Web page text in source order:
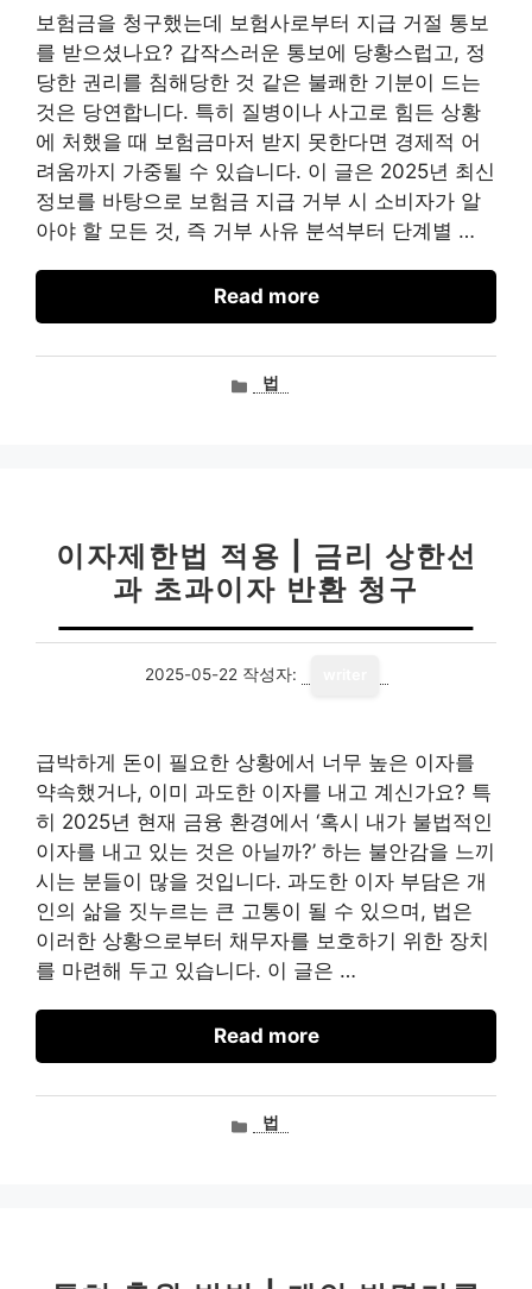
보험금을 청구했는데 보험사로부터 지급 거절 통보
를 받으셨나요? 갑작스러운 통보에 당황스럽고, 정
당한 권리를 침해당한 것 같은 불쾌한 기분이 드는
것은 당연합니다. 특히 질병이나 사고로 힘든 상황
에 처했을 때 보험금마저 받지 못한다면 경제적 어
려움까지 가중될 수 있습니다. 이 글은 2025년 최신
정보를 바탕으로 보험금 지급 거부 시 소비자가 알
아야 할 모든 것, 즉 거부 사유 분석부터 단계별 …
Read more
카법
이자제한법 적용 | 금리 상한선
과 초과이자 반환 청구
2025-05-22 작성자:
급박하게 돈이 필요한 상황에서 너무 높은 이자를
약속했거나, 이미 과도한 이자를 내고 계신가요? 특
히 2025년 현재 금융 환경에서 ‘혹시 내가 불법적인
이자를 내고 있는 것은 아닐까?’ 하는 불안감을 느끼
시는 분들이 많을 것입니다. 과도한 이자 부담은 개
인의 삶을 짓누르는 큰 고통이 될 수 있으며, 법은
이러한 상황으로부터 채무자를 보호하기 위한 장치
를 마련해 두고 있습니다. 이 글은 …
Read more
카법